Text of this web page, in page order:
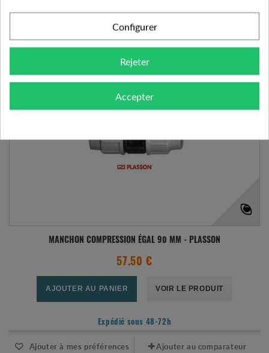
Ajouter à mes préférences Ajouter au comparateur
MANCHON COMPRESSION ÉGAL 90 MM - PLASSON
57.50 €
AJOUTER AU PANIER VOIR LE PRODUIT
Expédié sous 48-72h
Ajouter à mes préférences Ajouter au comparateur
Configurer
Rejeter
Accepter